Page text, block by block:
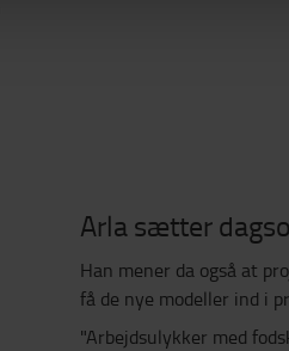
Arla sætter
Han mener da også at
få de nye modeller ind i
"Arbejdsulykker med